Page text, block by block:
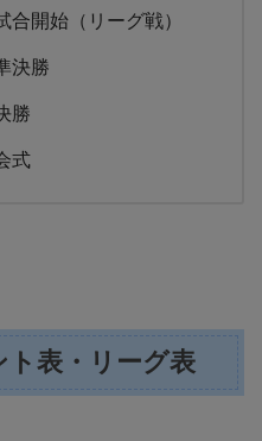
開始（リーグ戦）
決勝
勝
式
表・リーグ表